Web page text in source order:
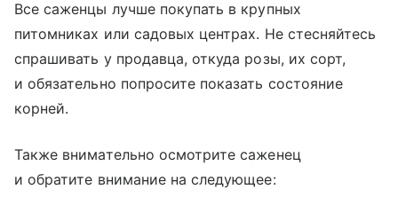
Все саженцы лучше покупать в крупных
питомниках или садовых центрах. Не стесняйтесь
спрашивать у продавца, откуда розы, их сорт,
и обязательно попросите показать состояние
корней.
Также внимательно осмотрите саженец
и обратите внимание на следующее: